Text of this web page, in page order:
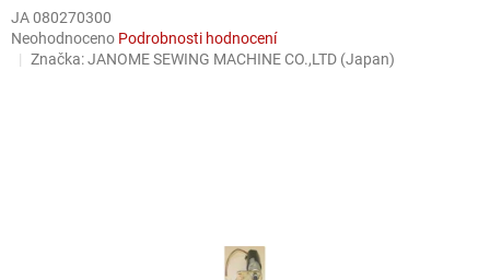
JA 080270300
Průměrné
hodnocení
Neohodnoceno Podrobnosti hodnocení
Značka:JANOME SEWING MACHINE CO.,LTD (Japan)